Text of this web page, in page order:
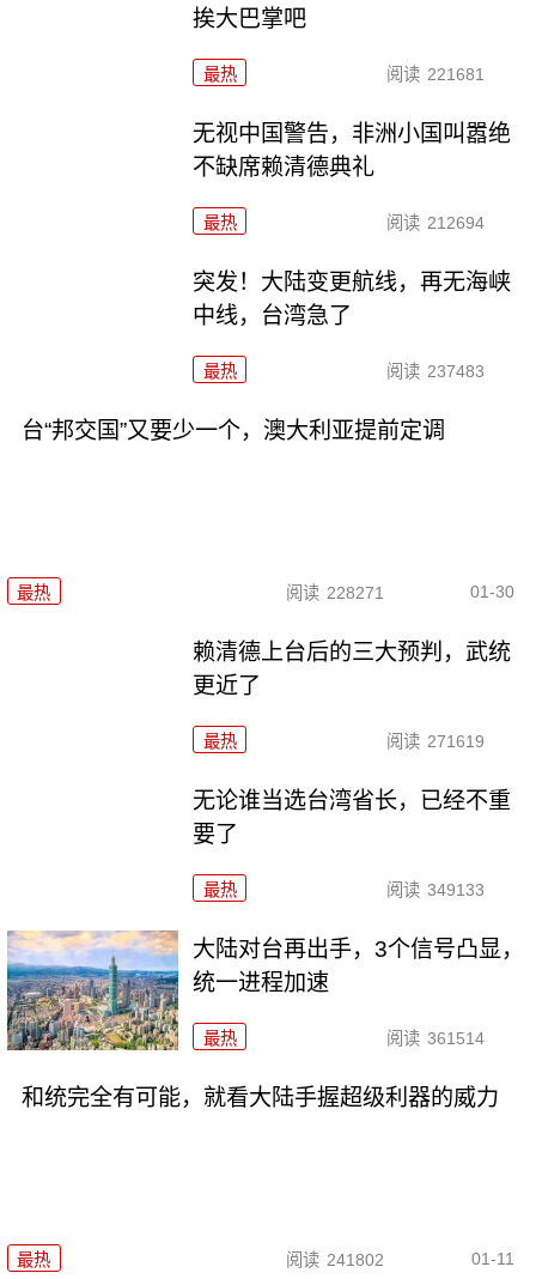
挨大巴掌吧
最热 阅读 221681
无视中国警告，非洲小国叫嚣绝
不缺席赖清德典礼
最热 阅读 212694
突发！大陆变更航线，再无海峡
中线，台湾急了
最热 阅读 237483
台“邦交国”又要少一个，澳大利亚提前定调
最热 阅读 228271 01-30
赖清德上台后的三大预判，武统
更近了
最热 阅读 271619
无论谁当选台湾省长，已经不重
要了
最热 阅读 349133
大陆对台再出手，3个信号凸显，
统一进程加速
最热 阅读 361514
和统完全有可能，就看大陆手握超级利器的威力
最热 阅读 241802 01-11